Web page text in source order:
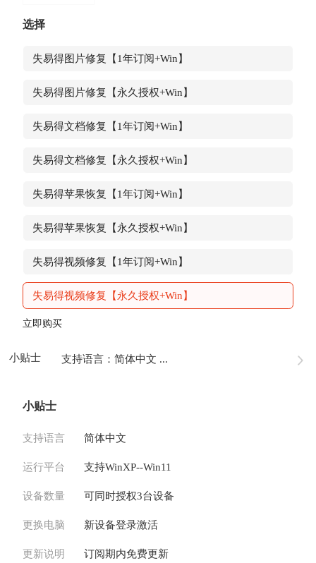
选择
失易得图片修复【1年订阅+Win】
失易得图片修复【永久授权+Win】
失易得文档修复【1年订阅+Win】
失易得文档修复【永久授权+Win】
失易得苹果恢复【1年订阅+Win】
失易得苹果恢复【永久授权+Win】
失易得视频修复【1年订阅+Win】
失易得视频修复【永久授权+Win】
立即购买
小贴士 支持语言：简体中文 ...
小贴士
支持语言 简体中文
运行平台 支持WinXP--Win11
设备数量 可同时授权3台设备
更换电脑 新设备登录激活
更新说明 订阅期内免费更新